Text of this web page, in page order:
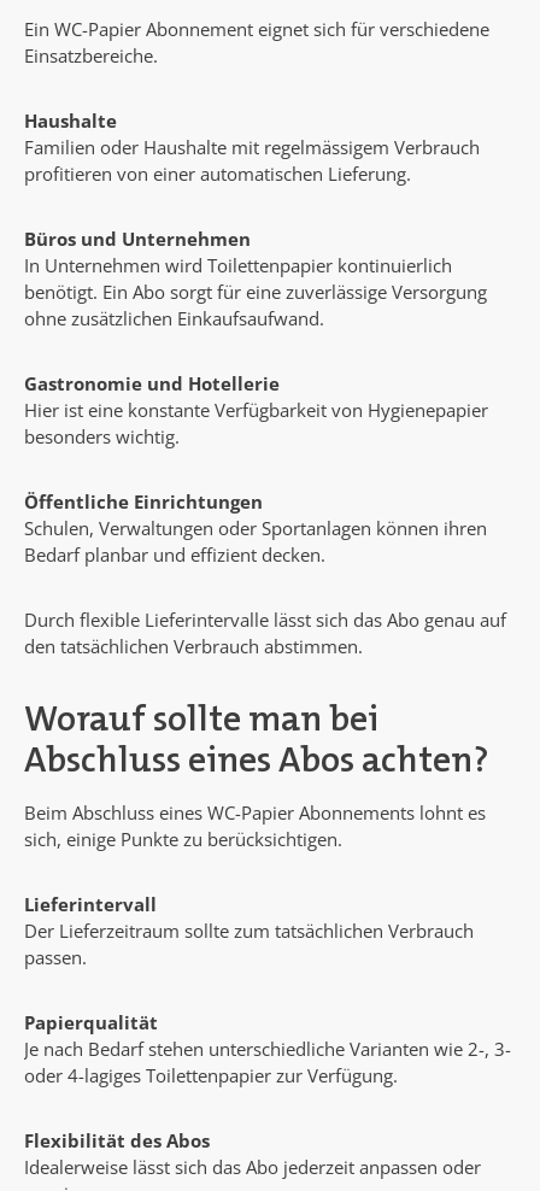
Ein WC-Papier Abonnement eignet sich für verschiedene
Einsatzbereiche.
Haushalte
Familien oder Haushalte mit regelmässigem Verbrauch
profitieren von einer automatischen Lieferung.
Büros und Unternehmen
In Unternehmen wird Toilettenpapier kontinuierlich
benötigt. Ein Abo sorgt für eine zuverlässige Versorgung
ohne zusätzlichen Einkaufsaufwand.
Gastronomie und Hotellerie
Hier ist eine konstante Verfügbarkeit von Hygienepapier
besonders wichtig.
Öffentliche Einrichtungen
Schulen, Verwaltungen oder Sportanlagen können ihren
Bedarf planbar und effizient decken.
Durch flexible Lieferintervalle lässt sich das Abo genau auf
den tatsächlichen Verbrauch abstimmen.
Worauf sollte man bei
Abschluss eines Abos achten?
Beim Abschluss eines WC-Papier Abonnements lohnt es
sich, einige Punkte zu berücksichtigen.
Lieferintervall
Der Lieferzeitraum sollte zum tatsächlichen Verbrauch
passen.
Papierqualität
Je nach Bedarf stehen unterschiedliche Varianten wie 2-, 3-
oder 4-lagiges Toilettenpapier zur Verfügung.
Flexibilität des Abos
Idealerweise lässt sich das Abo jederzeit anpassen oder